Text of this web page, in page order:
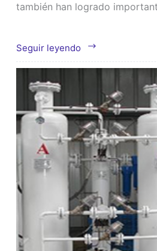
también han logrado
Seguir leyendo
Purificación
de
PSA